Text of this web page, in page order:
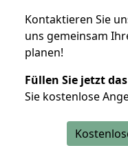
Kontaktieren Sie
uns gemeinsam
planen!
Füllen Sie jetzt
Sie kostenlose